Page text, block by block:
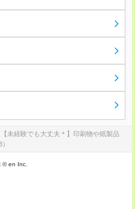
【未経験でも大丈夫＊】印刷物や紙製品
© en Inc.